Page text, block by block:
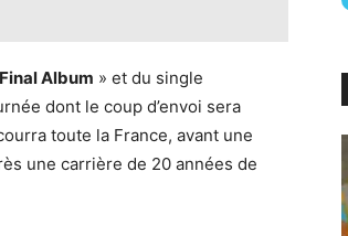
Album » et du single
dont le coup d’envoi sera
toute la France, avant une
une carrière de 20 années de